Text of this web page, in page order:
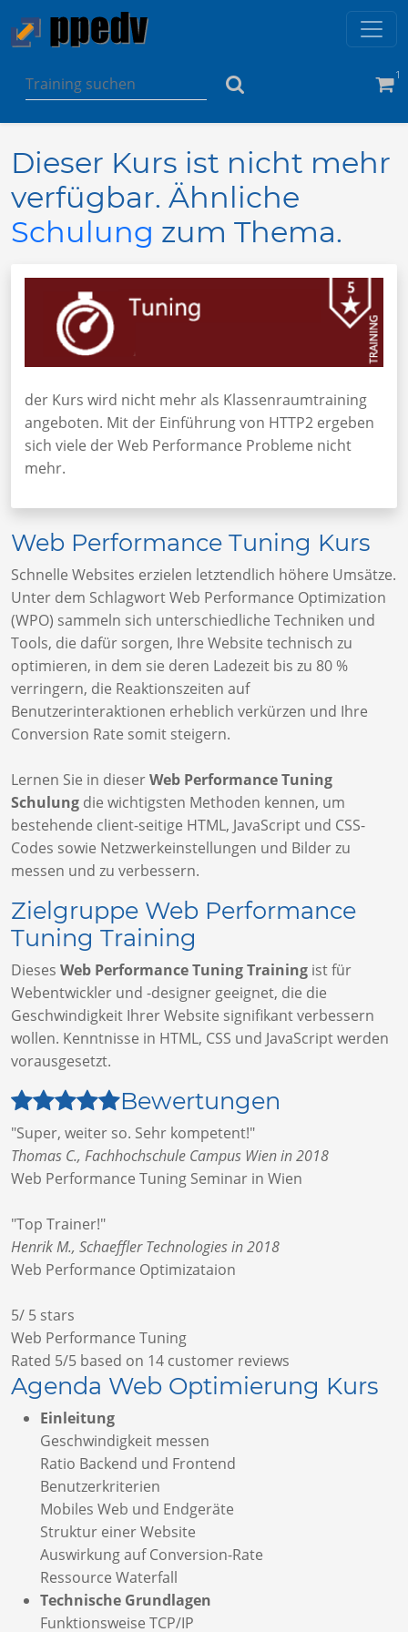
1
Dieser Kurs ist nicht mehr
verfügbar. Ähnliche
Schulung zum Thema.
der Kurs wird nicht mehr als Klassenraumtraining
angeboten. Mit der Einführung von HTTP2 ergeben
sich viele der Web Performance Probleme nicht
mehr.
Web Performance Tuning Kurs
Schnelle Websites erzielen letztendlich höhere Umsätze.
Unter dem Schlagwort Web Performance Optimization
(WPO) sammeln sich unterschiedliche Techniken und
Tools, die dafür sorgen, Ihre Website technisch zu
optimieren, in dem sie deren Ladezeit bis zu 80 %
verringern, die Reaktionszeiten auf
Benutzerinteraktionen erheblich verkürzen und Ihre
Conversion Rate somit steigern.
Lernen Sie in dieserWeb Performance Tuning
Schulung die wichtigsten Methoden kennen, um
bestehende client-seitige HTML, JavaScript und CSS-
Codes sowie Netzwerkeinstellungen und Bilder zu
messen und zu verbessern.
Zielgruppe Web Performance
Tuning Training
Dieses Web Performance Tuning Training ist für
Webentwickler und -designer geeignet, die die
Geschwindigkeit Ihrer Website signifikant verbessern
wollen. Kenntnisse in HTML, CSS und JavaScript werden
vorausgesetzt.
Bewertungen
"Super, weiter so. Sehr kompetent!"
Thomas C., Fachhochschule Campus Wien in 2018
Web Performance Tuning Seminar in Wien
"Top Trainer!"
Henrik M., Schaeffler Technologies in 2018
Web Performance Optimizataion
5/ 5 stars
Web Performance Tuning
Rated 5/5 based on 14 customer reviews
Agenda Web Optimierung Kurs
Einleitung
Geschwindigkeit messen
Ratio Backend und Frontend
Benutzerkriterien
Mobiles Web und Endgeräte
Struktur einer Website
Auswirkung auf Conversion-Rate
Ressource Waterfall
Technische Grundlagen
Funktionsweise TCP/IP